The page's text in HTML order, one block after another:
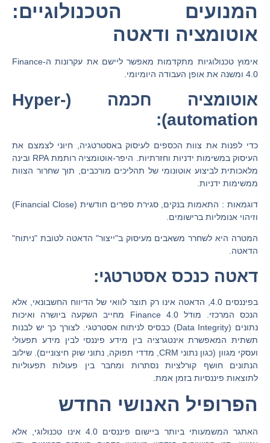
המנועים הטכנולוגיים:
אוטומציה ודאטה
אימוץ טכנולוגיות מתקדמות מאפשר ליישם את עקרונות ה-Finance
4.0 ומשנה את אופן העבודה היומיומי.
אוטומציה חכמה (Hyper-
automation):
כדי לפנות את צוות הכספים לעיסוק באסטרטגיה, חיוני לצמצם את
העיסוק במשימות ידניות וחזרתיות. היפר-אוטומציה רותמת
RPA ובינה
מלאכותית לביצוע אוטונומי של תהליכים מורכבים, תוך שחרור הצוות
ממשימות ידניות.
דוגמאות : התאמות בנקים, סגירת ספרים חודשית (Financial Close)
וזיהוי אנומליות ברישומים.
המטרה היא לשחרר משאבים מעיסוק ב"ייצור" הדאטה לטובת "ניתוח"
הדאטה.
דאטה כנכס אסטרטגי:
בפיננסים 4.0, הדאטה אינו רק תוצר לוואי של הדיווח החשבונאי, אלא
הנכס המרכזי. מודל Finance 4.0 מחייב השקעה ביושרה ואיכות
נתונים (Data Integrity) כבסיס לניתוח אסטרטגי. לצורך כך יש לבנות
תשתית המאפשרת אינטגרציה בין מידע פיננסי לבין מידע תפעולי
ועסקי מגוון (כגון נתוני CRM, מדדי תפוקה, נתוני שוק חיצוניים). שילוב
הנתונים חושף קורלציות נסתרות ומחבר בין פעולות תפעוליות
לתוצאות פיננסיות בזמן אמת.
הפרופיל האנושי החדש
האתגר המשמעותי ביותר ביישום פיננסים 4.0 אינו טכנולוגי, אלא